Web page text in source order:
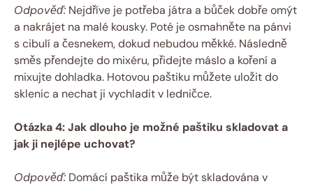
Odpověď: Nejdříve je potřeba játra a bůček dobře omýt
a nakrájet na malé kousky. Poté je osmahněte na pánvi
s cibulí a česnekem, dokud nebudou měkké. Následně
směs přendejte do mixéru, přidejte máslo a koření a
mixujte dohladka. Hotovou paštiku můžete uložit do
sklenic a nechat ji vychladit v ledničce.
Otázka 4: Jak dlouho je možné paštiku skladovat a
jak ji nejlépe uchovat?
Odpověď: Domácí paštika může být skladována v